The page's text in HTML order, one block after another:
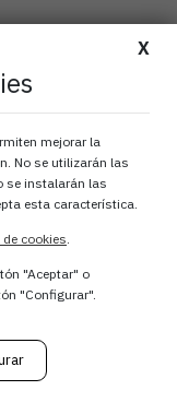
–
de
X
mejorar la
No se utilizarán las
se instalarán las
esta característica.
cookies.
"Aceptar" o
"Configurar".